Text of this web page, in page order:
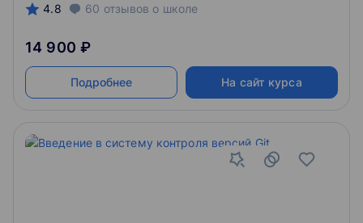
4.8 60 отзывов о школе
14 900 ₽
Подробнее На сайт курса